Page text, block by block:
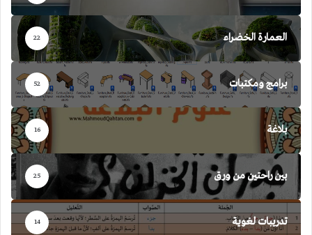
العمارة الخضراء 22
برامج ومكتبات 52
بلاغة 16
بين راحتين من ورق 25
تدريبات لغوية 14